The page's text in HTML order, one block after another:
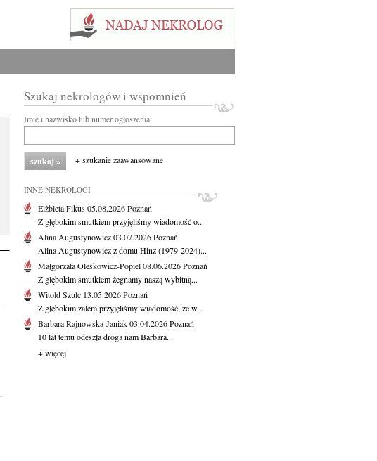
Szukaj nekrologów i wspomnień
Imię i nazwisko lub numer ogłoszenia:
+ szukanie zaawansowane
INNE NEKROLOGI
Elżbieta Fikus05.08.2026Poznań
Z głębokim smutkiem przyjęliśmy wiadomość o...
Alina Augustynowicz03.07.2026Poznań
Alina Augustynowicz z domu Hinz (1979-2024)...
Małgorzata Oleśkowicz-Popiel08.06.2026Poznań
Z głębokim smutkiem żegnamy naszą wybitną...
Witold Szulc 13.05.2026Poznań
Z głębokim żalem przyjęliśmy wiadomość, że w...
Barbara Rajnowska-Janiak03.04.2026Poznań
10 lat temu odeszła droga nam Barbara...
+ więcej